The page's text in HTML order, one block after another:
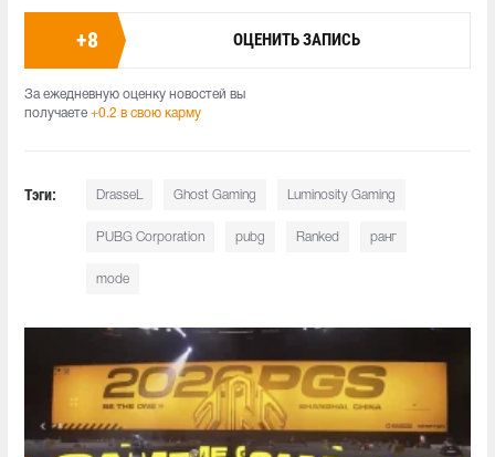
+8 ОЦЕНИТЬ ЗАПИСЬ
За ежедневную оценку новостей вы
получаете +0.2 в свою карму
Тэги: DrasseL Ghost Gaming Luminosity Gaming
PUBG Corporation pubg Ranked ранг
mode